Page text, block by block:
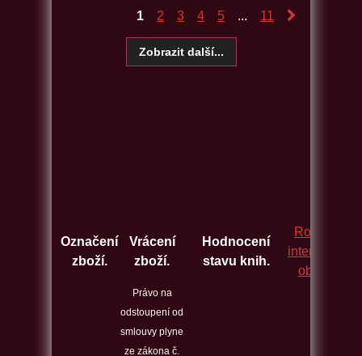
1 2 3 4 5 ... 11
Označení
zboží.
Vrácení
zboží.
Hodnocení
stavu knih.
Rozcestník
obchodů.
Právo na
odstoupení od
smlouvy plyne
ze zákona č.